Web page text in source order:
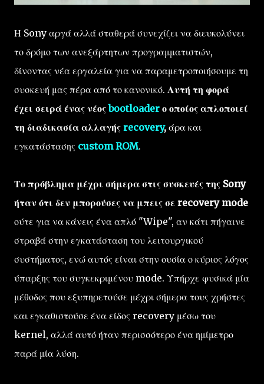
Η Sony αργά αλλά σταθερά συνεχίζει να διευκολύνει
το δρόμο των ανεξάρτητων προγραμματιστών,
δίνοντας νέα εργαλεία για να παραμετροποιήσουμε τη
συσκευή μας πέρα από το κανονικό. Αυτή τη φορά
έχει σειρά ένας νέοςbootloader ο οποίος απλοποιεί
τη διαδικασία αλλαγής recovery, άρα και
εγκατάστασης custom ROM.
Το πρόβλημα μέχρι σήμερα στις συσκευές της Sony
ήταν ότι δεν μπορούσες να μπεις σε recovery mode
ούτε για να κάνεις ένα απλό "Wipe", αν κάτι πήγαινε
στραβά στην εγκατάσταση του λειτουργικού
συστήματος, ενώ αυτός είναι στην ουσία ο κύριος λόγος
ύπαρξης του συγκεκριμένου mode. Υπήρχε φυσικά μία
μέθοδος που εξυπηρετούσε μέχρι σήμερα τους χρήστες
και εγκαθιστούσε ένα είδος recovery μέσω του
kernel, αλλά αυτό ήταν περισσότερο ένα ημίμετρο
παρά μία λύση.